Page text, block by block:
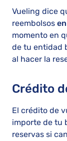
Vueling dice
reembolsos
momento en
de tu entidad
al hacer la
Crédito
El crédito de
importe de tu
reservas si